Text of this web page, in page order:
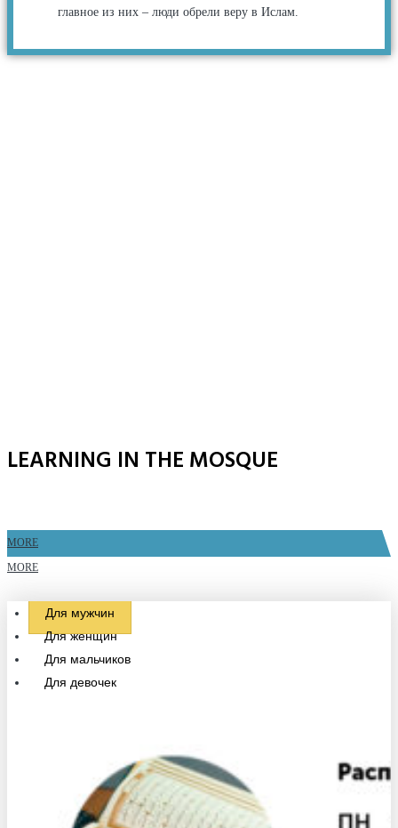
главное из них – люди обрели веру в Ислам.
LEARNING IN THE MOSQUE
MORE
MORE
Для мужчин
Для женщин
Для мальчиков
Для девочек